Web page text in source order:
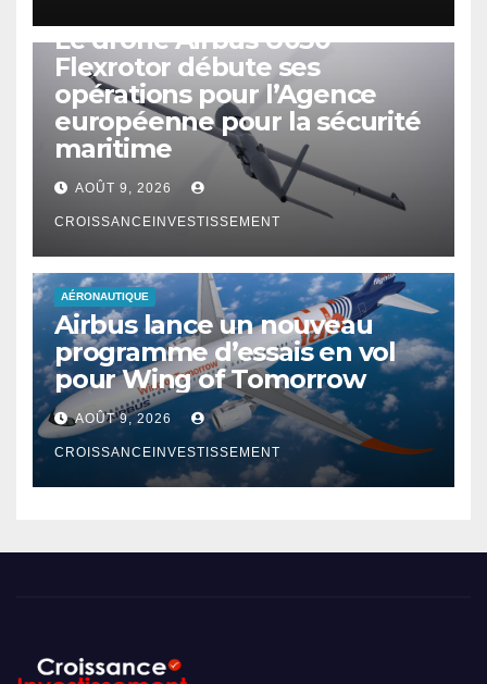
Le drone Airbus U030
Flexrotor débute ses
opérations pour l’Agence
européenne pour la sécurité
maritime
AOÛT 9, 2026
CROISSANCEINVESTISSEMENT
AÉRONAUTIQUE
Airbus lance un nouveau
programme d’essais en vol
pour Wing of Tomorrow
AOÛT 9, 2026
CROISSANCEINVESTISSEMENT